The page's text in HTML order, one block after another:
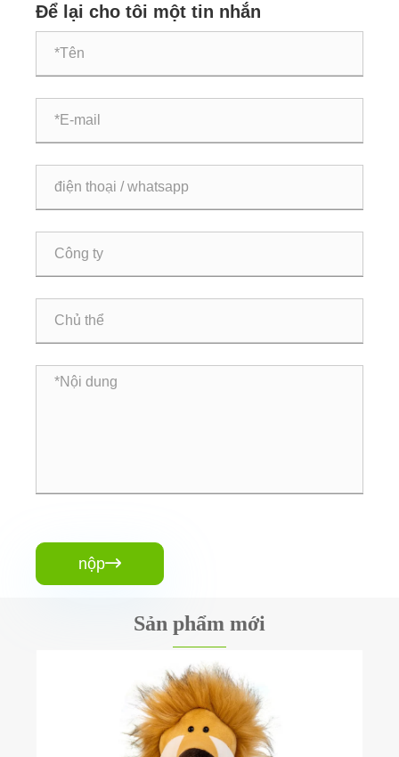
Để lại cho tôi một tin nhắn
nộp
Sản phẩm mới